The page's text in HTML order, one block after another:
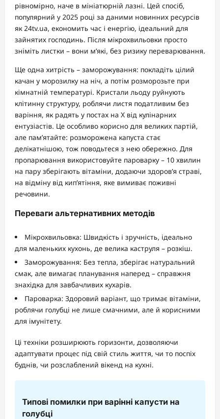
рівномірно, наче в мініатюрній лазні. Цей спосіб,
популярний у 2025 році за даними новинних ресурсів
як 24tv.ua, економить час і енергію, ідеальний для
зайнятих господинь. Після мікрохвильовки просто
зніміть листки – вони м’які, без ризику переварювання.
Ще одна хитрість – заморожування: покладіть цілий
качан у морозилку на ніч, а потім розморозьте при
кімнатній температурі. Кристали льоду руйнують
клітинну структуру, роблячи листя податливим без
варіння, як радять у постах на X від кулінарних
ентузіастів. Це особливо корисно для великих партій,
але пам’ятайте: розморожена капуста стає
делікатнішою, тож поводьтеся з нею обережно. Для
пропарювання використовуйте пароварку – 10 хвилин
на пару зберігають вітаміни, додаючи здоров’я страві,
на відміну від кип’ятіння, яке вимиває поживні
речовини.
Переваги альтернативних методів
Мікрохвильовка: Швидкість і зручність, ідеально
для маленьких кухонь, де велика каструля – розкіш.
Заморожування: Без тепла, зберігає натуральний
смак, але вимагає планування наперед – справжня
знахідка для завбачливих кухарів.
Пароварка: Здоровий варіант, що тримає вітаміни,
роблячи голубці не лише смачними, але й корисними
для імунітету.
Ці техніки розширюють горизонти, дозволяючи
адаптувати процес під свій стиль життя, чи то поспіх
буднів, чи розслаблений вікенд на кухні.
Типові помилки при варінні капусти на
голубці